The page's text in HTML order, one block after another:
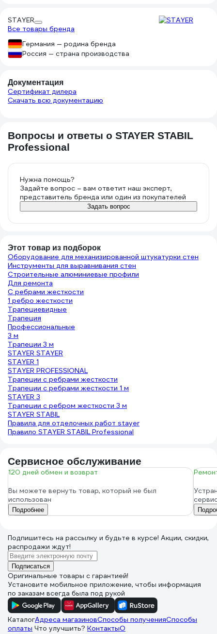
конкурентов за эту же цену, но и
ничем не лучше. Обычный середнячок
STAYER
Все товары бренда
Германия — родина бренда
Россия — страна производства
Документация
Сертификат дилера
Скачать всю документацию
Вопросы и ответы о STAYER STABIL
Professional
Нужна помощь?
Задайте вопрос – вам ответит наш эксперт,
представитель бренда или один из покупателей
Задать вопрос
Этот товар из подборок
Оборудование для механизированной штукатурки стен
Инструменты для выравнивания стен
Строительные алюминиевые профили
Для ремонта
С ребрами жесткости
1 ребро жесткости
Трапециевидные
Трапеция
Профессиональные
3 м
Трапеции 3 м
STAYER STAYER
STAYER 1
STAYER PROFESSIONAL
Трапеции с ребрами жесткости
Трапеции с ребрами жесткости 1 м
STAYER 3
Трапеции с ребром жесткости 3 м
STAYER STABIL
Правила для отделочных работ stayer
Правило STAYER STABIL Professional
Сервисное обслуживание
120 дней обмен и возврат
Вы можете вернуть товар, который не был
использован
Подробнее
Подпишитесь на рассылку и будьте в курсе! Акции, скидки,
распродажи ждут!
Подписаться
Оригинальные товары с гарантией!
Установите мобильное приложение, чтобы информация
по заказам всегда была под рукой
КаталогАдреса магазиновСпособы полученияСпособы
оплаты Что улучшить? КонтактыО